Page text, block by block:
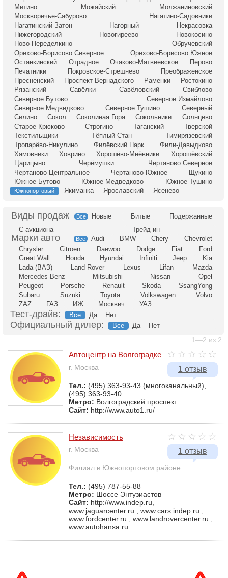
Митино
Можайский
Молжаниновский
Москворечье-Сабурово
Нагатино-Садовники
Нагатинский Затон
Нагорный
Некрасовка
Нижегородский
Новогиреево
Новокосино
Ново-Переделкино
Обручевский
Орехово-Борисово Северное
Орехово-Борисово Южное
Останкинский
Отрадное Очаково-Матвеевское
Перово
Печатники
Покровское-Стрешнево
Преображенское
Пресненский
Проспект Вернадского Раменки
Ростокино
Рязанский
Савёлки Савёловский
Свиблово
Северное Бутово
Северное Измайлово
Северное Медведково
Северное Тушино
Северный
Силино
Сокол Соколиная Гора Сокольники
Солнцево
Старое Крюково
Строгино Таганский
Тверской
Текстильщики
Тёплый Стан
Тимирязевский
Тропарёво-Никулино
Филёвский Парк
Фили-Давыдково
Хамовники
Ховрино Хорошёво-Мнёвники
Хорошёвский
Царицыно
Черёмушки
Чертаново Северное
Чертаново Центральное
Чертаново Южное
Щукино
Южное Бутово
Южное Медведково Южное Тушино
Южнопортовый Якиманка Ярославский Ясенево
Все Новые Битые
Подержанные
С аукциона
Трейд-ин
Все Audi BMW Chery
Chevrolet
Chrysler
Citroen Daewoo Dodge Fiat
Ford
Great Wall
Honda Hyundai Infiniti Jeep
Kia
Lada (ВАЗ)
Land Rover Lexus Lifan
Mazda
Mercedes-Benz
Mitsubishi Nissan
Opel
Peugeot
Porsche Renault Skoda
SsangYong
Subaru
Suzuki Toyota Volkswagen
Volvo
ZAZ
ГАЗ ИЖ Москвич УАЗ
Тест-драйв: Все Да Нет
Официальный дилер: Все Да Нет
1—2 из 2.
1 отзыв
Автоцентр на Волгоградке
г. Москва
Тел.: (495) 363-93-43 (многоканальный),
(495) 363-93-40
Метро: Волгоградский проспект
Сайт: http://www.auto1.ru/
1 отзыв
Независимость
г. Москва
Филиал в Южнопортовом районе
Тел.: (495) 787-55-88
Метро: Шоссе Энтузиастов
Сайт: http://www.indep.ru,
www.jaguarcenter.ru , www.cars.indep.ru ,
www.fordcenter.ru , www.landrovercenter.ru ,
www.autohansa.ru